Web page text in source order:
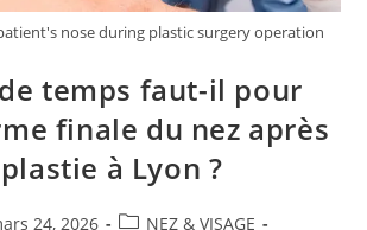
nose during plastic surgery operation
temps faut-il pour
finale du nez après
à Lyon ?
24, 2026
PostNEZ & VISAGE